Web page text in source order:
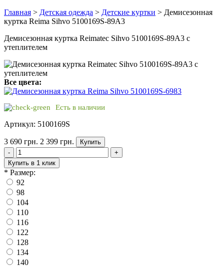
Главная > Детская одежда > Детские куртки > Демисезонная
куртка Reima Sihvo 5100169S-89A3
Демисезонная куртка Reimatec Sihvo 5100169S-89A3 с
утеплителем
Все цвета:
Есть в наличии
Артикул: 5100169S
3 690 грн. 2 399 грн.
Купить
-
+
Купить в 1 клик
* Размер:
92
98
104
110
116
122
128
134
140